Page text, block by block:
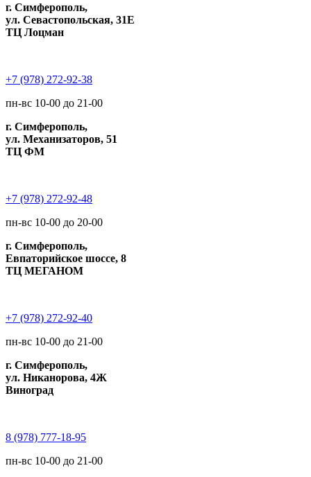
г. Симферополь,
ул. Севастопольская, 31Е
ТЦ Лоцман
+7 (978) 272-92-38
пн-вс 10-00 до 21-00
г. Симферополь,
ул. Механизаторов, 51
ТЦ ФМ
+7 (978) 272-92-48
пн-вс 10-00 до 20-00
г. Симферополь,
Евпаторийское шоссе, 8
ТЦ МЕГАНОМ
+7 (978) 272-92-40
пн-вс 10-00 до 21-00
г. Симферополь,
ул. Никанорова, 4Ж
Виноград
8 (978) 777-18-95
пн-вс 10-00 до 21-00